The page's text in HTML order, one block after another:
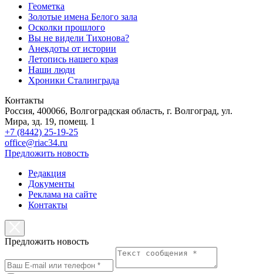
Геометка
Золотые имена Белого зала
Осколки прошлого
Вы не видели Тихонова?
Анекдоты от истории
Летопись нашего края
Наши люди
Хроники Сталинграда
Контакты
Россия, 400066, Волгоградская область, г. Волгоград, ул.
Мира, зд. 19, помещ. 1
+7 (8442) 25-19-25
office@riac34.ru
Предложить новость
Редакция
Документы
Реклама на сайте
Контакты
Предложить новость